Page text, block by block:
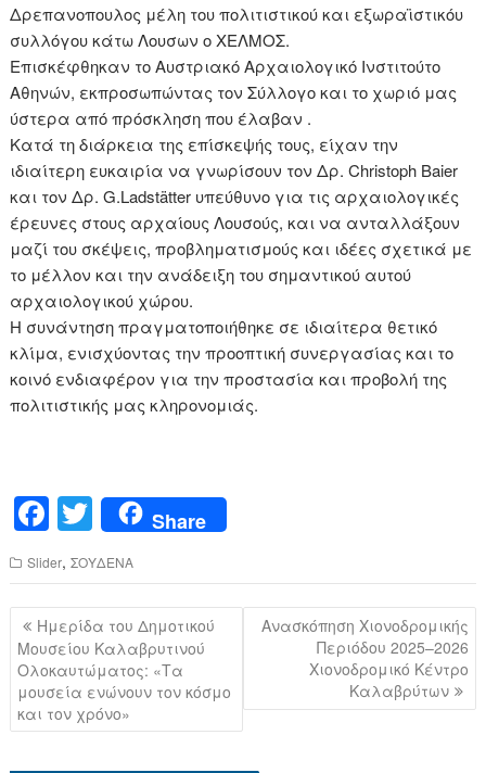
Δρεπανοπουλος μέλη του πολιτιστικού και εξωραϊστικόυ
συλλόγου κάτω Λουσων ο ΧΕΛΜΟΣ.
Επισκέφθηκαν το Αυστριακό Αρχαιολογικό Ινστιτούτο
Αθηνών, εκπροσωπώντας τον Σύλλογο και το χωριό μας
ύστερα από πρόσκληση που έλαβαν .
Κατά τη διάρκεια της επίσκεψής τους, είχαν την
ιδιαίτερη ευκαιρία να γνωρίσουν τον Δρ. Christoph Baier
και τον Δρ. G.Ladstätter υπεύθυνο για τις αρχαιολογικές
έρευνες στους αρχαίους Λουσούς, και να ανταλλάξουν
μαζί του σκέψεις, προβληματισμούς και ιδέες σχετικά με
το μέλλον και την ανάδειξη του σημαντικού αυτού
αρχαιολογικού χώρου.
Η συνάντηση πραγματοποιήθηκε σε ιδιαίτερα θετικό
κλίμα, ενισχύοντας την προοπτική συνεργασίας και το
κοινό ενδιαφέρον για την προστασία και προβολή της
πολιτιστικής μας κληρονομιάς.
F
a
c
e
b
o
o
T
wi
tt
er
Share
Slider,ΣΟΥΔΕΝΑ
Πλοήγηση
άρθρων
Ημερίδα του Δημοτικού
Μουσείου Καλαβρυτινού
Ολοκαυτώματος: «Τα
μουσεία ενώνουν τον κόσμο
και τον χρόνο»
Ανασκόπηση Χιονοδρομικής
Περιόδου 2025–2026
Χιονοδρομικό Κέντρο
Καλαβρύτων